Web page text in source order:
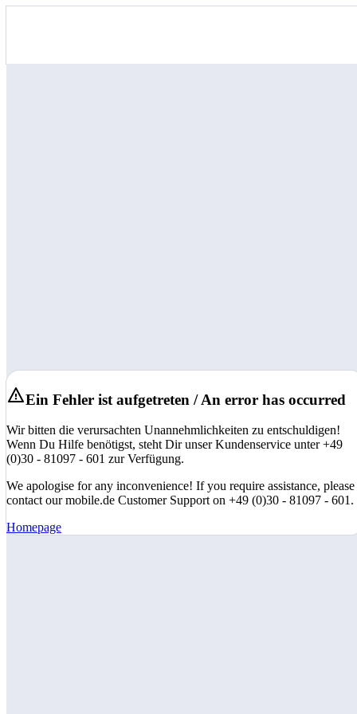
Ein Fehler ist aufgetreten / An error has occurred
Wir bitten die verursachten Unannehmlichkeiten zu entschuldigen!
Wenn Du Hilfe benötigst, steht Dir unser Kundenservice unter +49
(0)30 - 81097 - 601 zur Verfügung.
We apologise for any inconvenience! If you require assistance, please
contact our mobile.de Customer Support on +49 (0)30 - 81097 - 601.
Homepage